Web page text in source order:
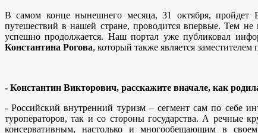
В самом конце нынешнего месяца, 31 октября, пройдет
путешествий в нашей стране, проводится впервые. Тем
успешно продолжается. Наш портал уже публиковал
Константина Рогова, который также является
- Константин Викторович, расскажите вначале, как
- Российский внутренний туризм – сегмент сам по себе
туроператоров, так и со стороны государства. А речные
консервативным, настолько и многообещающим в